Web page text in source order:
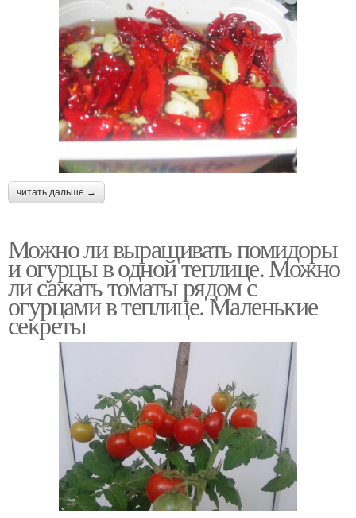
читать дальше →
Можно ли выращивать помидоры
и огурцы в одной теплице. Можно
ли сажать томаты рядом с
огурцами в теплице. Маленькие
секреты